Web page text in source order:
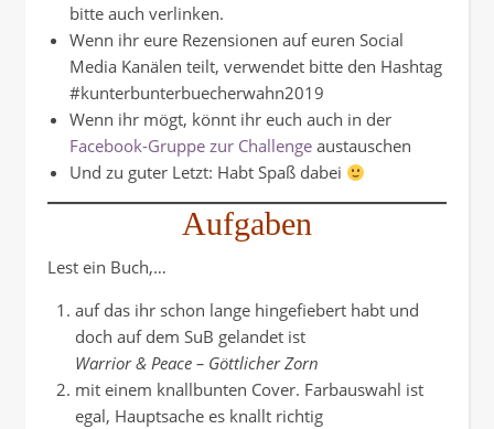
bitte auch verlinken.
Wenn ihr eure Rezensionen auf euren Social
Media Kanälen teilt, verwendet bitte den Hashtag
#kunterbunterbuecherwahn2019
Wenn ihr mögt, könnt ihr euch auch in der
Facebook-Gruppe zur Challenge austauschen
Und zu guter Letzt: Habt Spaß dabei
Aufgaben
Lest ein Buch,…
auf das ihr schon lange hingefiebert habt und
doch auf dem SuB gelandet ist
Warrior & Peace – Göttlicher Zorn
mit einem knallbunten Cover. Farbauswahl ist
egal, Hauptsache es knallt richtig